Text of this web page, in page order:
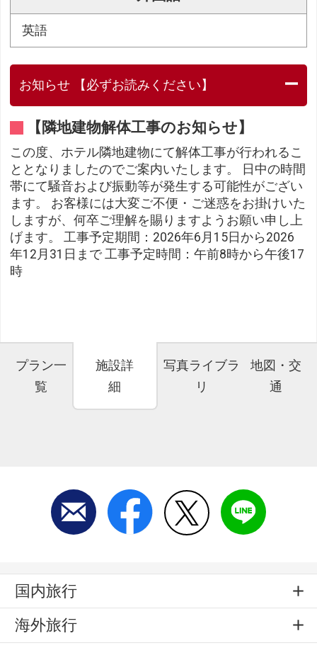
英語
お知らせ 【必ずお読みください】
【隣地建物解体工事のお知らせ】
この度、ホテル隣地建物にて解体工事が行われるこ
ととなりましたのでご案内いたします。 日中の時間
帯にて騒音および振動等が発生する可能性がござい
ます。 お客様には大変ご不便・ご迷惑をお掛けいた
しますが、何卒ご理解を賜りますようお願い申し上
げます。 工事予定期間：2026年6月15日から2026
年12月31日まで 工事予定時間：午前8時から午後17
時
プラン一
覧
施設詳
細
写真ライブラ
リ
地図・交
通
国内旅行
海外旅行